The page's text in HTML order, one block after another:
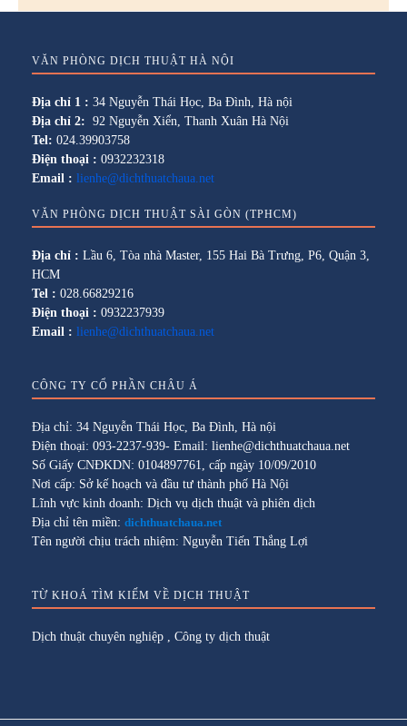
VĂN PHÒNG DỊCH THUẬT HÀ NỘI
Địa chỉ 1 : 34 Nguyễn Thái Học, Ba Đình, Hà nội
Địa chỉ 2: 92 Nguyễn Xiển, Thanh Xuân Hà Nội
Tel: 024.39903758
Điện thoại : 0932232318
Email : lienhe@dichthuatchaua.net
VĂN PHÒNG DỊCH THUẬT SÀI GÒN (TPHCM)
Địa chỉ : Lầu 6, Tòa nhà Master, 155 Hai Bà Trưng, P6, Quận 3,
HCM
Tel : 028.66829216
Điện thoại : 0932237939
Email : lienhe@dichthuatchaua.net
CÔNG TY CỔ PHẦN CHÂU Á
Địa chỉ: 34 Nguyễn Thái Học, Ba Đình, Hà nội
Điện thoại: 093-2237-939- Email: lienhe@dichthuatchaua.net
Số Giấy CNĐKDN: 0104897761, cấp ngày 10/09/2010
Nơi cấp: Sở kế hoạch và đầu tư thành phố Hà Nội
Lĩnh vực kinh doanh: Dịch vụ dịch thuật và phiên dịch
Địa chỉ tên miền: dichthuatchaua.net
Tên người chịu trách nhiệm: Nguyễn Tiến Thắng Lợi
TỪ KHOÁ TÌM KIẾM VỀ DỊCH THUẬT
Dịch thuật chuyên nghiệp Công ty dịch thuật